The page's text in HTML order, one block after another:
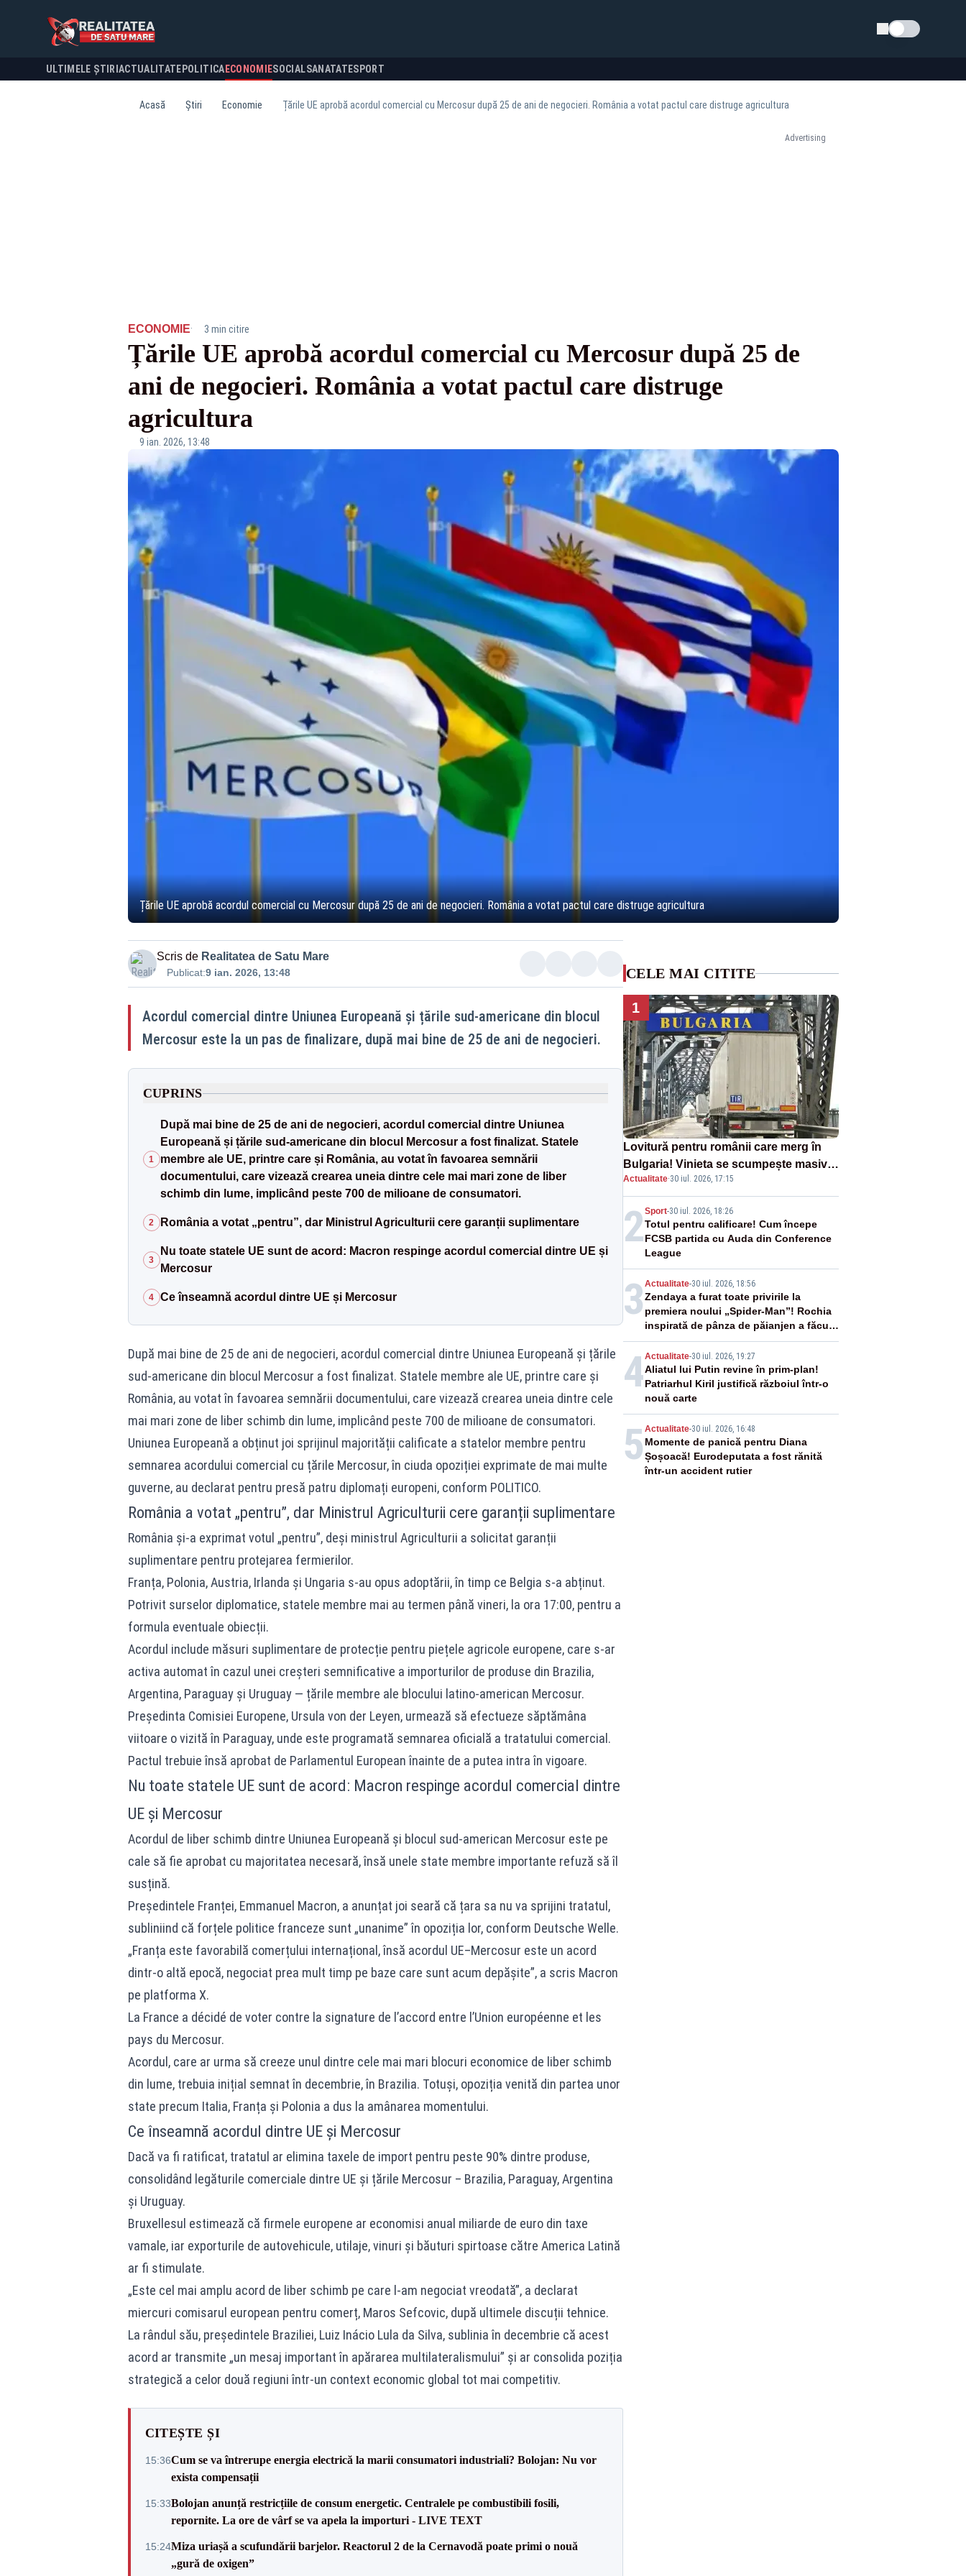
Schimba tema
ULTIMELE ȘTIRI ACTUALITATE POLITICA ECONOMIESOCIALSANATATESPORT
Acasă Știri Economie Țările UE aprobă acordul comercial cu Mercosur după 25 de ani de negocieri. România a votat pactul care distruge agricultura
Advertising
ECONOMIE· 3 min citire
Țările UE aprobă acordul comercial cu Mercosur după 25 de
ani de negocieri. România a votat pactul care distruge
agricultura
9 ian. 2026, 13:48
Țările UE aprobă acordul comercial cu Mercosur după 25 de ani de negocieri. România a votat pactul care distruge agricultura
Scris de Realitatea de Satu Mare
Publicat:9 ian. 2026, 13:48
Acordul comercial dintre Uniunea Europeană și țările sud-americane din blocul
Mercosur este la un pas de finalizare, după mai bine de 25 de ani de negocieri.
CUPRINS
1
După mai bine de 25 de ani de negocieri, acordul comercial dintre Uniunea
Europeană și țările sud-americane din blocul Mercosur a fost finalizat. Statele
membre ale UE, printre care și România, au votat în favoarea semnării
documentului, care vizează crearea uneia dintre cele mai mari zone de liber
schimb din lume, implicând peste 700 de milioane de consumatori.
2 România a votat „pentru”, dar Ministrul Agriculturii cere garanții suplimentare
3
Nu toate statele UE sunt de acord: Macron respinge acordul comercial dintre UE și
Mercosur
4 Ce înseamnă acordul dintre UE și Mercosur
După mai bine de 25 de ani de negocieri, acordul comercial dintre Uniunea Europeană și țările
sud-americane din blocul Mercosur a fost finalizat. Statele membre ale UE, printre care și
România, au votat în favoarea semnării documentului, care vizează crearea uneia dintre cele
mai mari zone de liber schimb din lume, implicând peste 700 de milioane de consumatori.
Uniunea Europeană a obținut joi sprijinul majorității calificate a statelor membre pentru
semnarea acordului comercial cu țările Mercosur, în ciuda opoziției exprimate de mai multe
guverne, au declarat pentru presă patru diplomați europeni, conform POLITICO.
România a votat „pentru”, dar Ministrul Agriculturii cere garanții suplimentare
România și-a exprimat votul „pentru”, deși ministrul Agriculturii a solicitat garanții
suplimentare pentru protejarea fermierilor.
Franța, Polonia, Austria, Irlanda și Ungaria s-au opus adoptării, în timp ce Belgia s-a abținut.
Potrivit surselor diplomatice, statele membre mai au termen până vineri, la ora 17:00, pentru a
formula eventuale obiecții.
Acordul include măsuri suplimentare de protecție pentru piețele agricole europene, care s-ar
activa automat în cazul unei creșteri semnificative a importurilor de produse din Brazilia,
Argentina, Paraguay și Uruguay — țările membre ale blocului latino-american Mercosur.
Președinta Comisiei Europene, Ursula von der Leyen, urmează să efectueze săptămâna
viitoare o vizită în Paraguay, unde este programată semnarea oficială a tratatului comercial.
Pactul trebuie însă aprobat de Parlamentul European înainte de a putea intra în vigoare.
Nu toate statele UE sunt de acord: Macron respinge acordul comercial dintre
UE și Mercosur
Acordul de liber schimb dintre Uniunea Europeană și blocul sud-american Mercosur este pe
cale să fie aprobat cu majoritatea necesară, însă unele state membre importante refuză să îl
susțină.
Președintele Franței, Emmanuel Macron, a anunțat joi seară că țara sa nu va sprijini tratatul,
subliniind că forțele politice franceze sunt „unanime” în opoziția lor, conform Deutsche Welle.
„Franța este favorabilă comerțului internațional, însă acordul UE–Mercosur este un acord
dintr-o altă epocă, negociat prea mult timp pe baze care sunt acum depășite”, a scris Macron
pe platforma X.
La France a décidé de voter contre la signature de l’accord entre l’Union européenne et les
pays du Mercosur.
Acordul, care ar urma să creeze unul dintre cele mai mari blocuri economice de liber schimb
din lume, trebuia inițial semnat în decembrie, în Brazilia. Totuși, opoziția venită din partea unor
state precum Italia, Franța și Polonia a dus la amânarea momentului.
Ce înseamnă acordul dintre UE și Mercosur
Dacă va fi ratificat, tratatul ar elimina taxele de import pentru peste 90% dintre produse,
consolidând legăturile comerciale dintre UE și țările Mercosur – Brazilia, Paraguay, Argentina
și Uruguay.
Bruxellesul estimează că firmele europene ar economisi anual miliarde de euro din taxe
vamale, iar exporturile de autovehicule, utilaje, vinuri și băuturi spirtoase către America Latină
ar fi stimulate.
„Este cel mai amplu acord de liber schimb pe care l-am negociat vreodată”, a declarat
miercuri comisarul european pentru comerț, Maros Sefcovic, după ultimele discuții tehnice.
La rândul său, președintele Braziliei, Luiz Inácio Lula da Silva, sublinia în decembrie că acest
acord ar transmite „un mesaj important în apărarea multilateralismului” și ar consolida poziția
strategică a celor două regiuni într-un context economic global tot mai competitiv.
CITEȘTE ȘI
15:36Cum se va întrerupe energia electrică la marii consumatori industriali? Bolojan: Nu vor
exista compensații
15:33Bolojan anunță restricțiile de consum energetic. Centralele pe combustibili fosili,
repornite. La ore de vârf se va apela la importuri - LIVE TEXT
15:24Miza uriașă a scufundării barjelor. Reactorul 2 de la Cernavodă poate primi o nouă
„gură de oxigen”
CELE MAI CITITE
1
Lovitură pentru românii care merg în
Bulgaria! Vinieta se scumpește masiv
de la 1 august
Actualitate·30 iul. 2026, 17:15
2Sport-30 iul. 2026, 18:26
Totul pentru calificare! Cum începe
FCSB partida cu Auda din Conference
League
3 Actualitate-30 iul. 2026, 18:56
Zendaya a furat toate privirile la
premiera noului „Spider-Man”! Rochia
inspirată de pânza de păianjen a făcut
senzație
4Actualitate-30 iul. 2026, 19:27
Aliatul lui Putin revine în prim-plan!
Patriarhul Kiril justifică războiul într-o
nouă carte
5 Actualitate-30 iul. 2026, 16:48
Momente de panică pentru Diana
Șoșoacă! Eurodeputata a fost rănită
într-un accident rutier